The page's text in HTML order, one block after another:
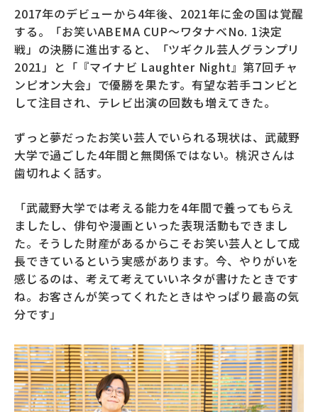
2017年のデビューから4年後、2021年に金の国は覚醒
する。「お笑いABEMA CUP～ワタナベNo. 1決定
戦」の決勝に進出すると、「ツギクル芸人グランプリ
2021」と「『マイナビ Laughter Night』第7回チャ
ンピオン大会」で優勝を果たす。有望な若手コンビと
して注目され、テレビ出演の回数も増えてきた。
ずっと夢だったお笑い芸人でいられる現状は、武蔵野
大学で過ごした4年間と無関係ではない。桃沢さんは
歯切れよく話す。
「武蔵野大学では考える能力を4年間で養ってもらえ
ましたし、俳句や漫画といった表現活動もできまし
た。そうした財産があるからこそお笑い芸人として成
長できているという実感があります。今、やりがいを
感じるのは、考えて考えていいネタが書けたときです
ね。お客さんが笑ってくれたときはやっぱり最高の気
分です」